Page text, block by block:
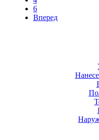
6
Вперед